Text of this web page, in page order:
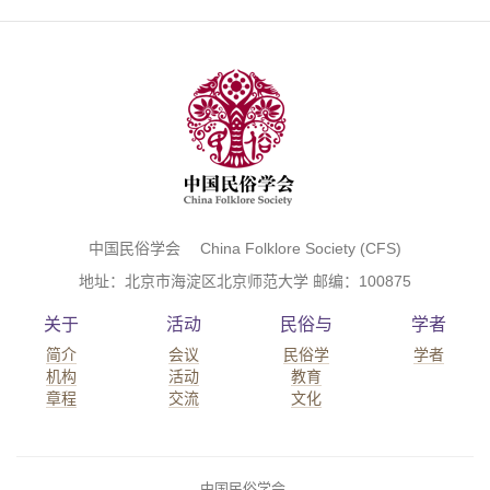
中国民俗学会 China Folklore Society (CFS)
地址：北京市海淀区北京师范大学 邮编：100875
关于
简介
机构
章程
活动
会议
活动
交流
民俗与
民俗学
教育
文化
学者
学者